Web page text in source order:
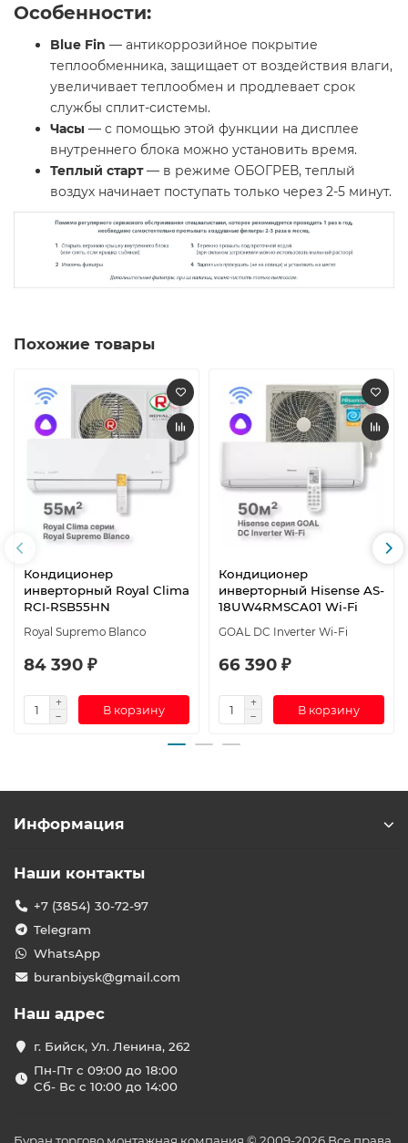
Особенности:
Blue Fin — антикоррозийное покрытие
теплообменника, защищает от воздействия влаги,
увеличивает теплообмен и продлевает срок
службы сплит-системы.
Часы — с помощью этой функции на дисплее
внутреннего блока можно установить время.
Теплый старт— в режиме ОБОГРЕВ, теплый
воздух начинает поступать только через 2-5 минут.
Похожие товары
Кондиционер
инверторный Royal Clima
RCI-RSB55HN
Royal Supremo Blanco
84 390 ₽
В корзину
Кондиционер
инверторный Hisense AS-
18UW4RMSCA01 Wi-Fi
GOAL DC Inverter Wi-Fi
66 390 ₽
В корзину
Информация
Наши контакты
+7 (3854) 30-72-97
Telegram
WhatsApp
buranbiysk@gmail.com
Наш адрес
г. Бийск, Ул. Ленина, 262
Пн-Пт с 09:00 до 18:00
Сб- Вс с 10:00 до 14:00